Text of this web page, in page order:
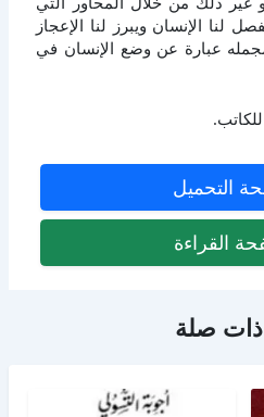
لنا الإنسان ويبرز لنا الإعجاز
عبارة عن وضع الإنسان في
التحميل
القراءة
صلة